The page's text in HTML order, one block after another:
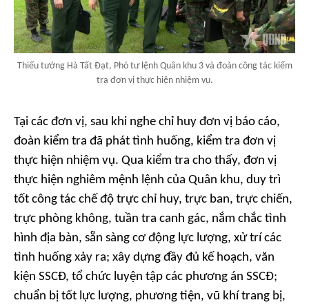
Thiếu tướng Hà Tất Đạt, Phó tư lệnh Quân khu 3 và đoàn công tác kiểm
tra đơn vị thực hiện nhiệm vụ.
Tại các đơn vị, sau khi nghe chỉ huy đơn vị báo cáo,
đoàn kiểm tra đã phát tình huống, kiểm tra đơn vị
thực hiện nhiệm vụ. Qua kiểm tra cho thấy, đơn vị
thực hiện nghiêm mệnh lệnh của Quân khu, duy trì
tốt công tác chế độ trực chỉ huy, trực ban, trực chiến,
trực phòng không, tuần tra canh gác, nắm chắc tình
hình địa bàn, sẵn sàng cơ động lực lượng, xử trí các
tình huống xảy ra; xây dựng đầy đủ kế hoạch, văn
kiện SSCĐ, tổ chức luyện tập các phương án SSCĐ;
chuẩn bị tốt lực lượng, phương tiện, vũ khí trang bị,